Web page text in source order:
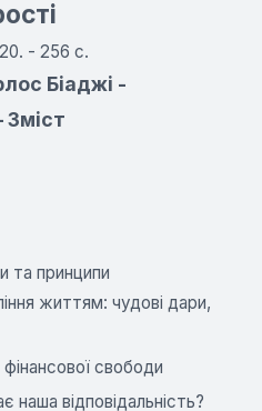
- 256 с.
Біаджі -
Зміст
та принципи
життям: чудові дари,
свободи
наша відповідальність?